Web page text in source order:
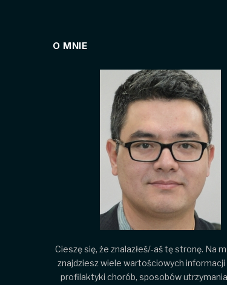
O MNIE
Cieszę się, że znalazłeś/-aś tę stronę. Na
znajdziesz wiele wartościowych
profilaktyki chorób, sposobów